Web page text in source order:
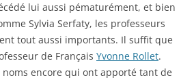
lui aussi pématurément, et bien
Sylvia Serfaty, les professeurs
tout aussi importants. Il suffit que
de Français Yvonne Rollet.
noms encore qui ont apporté tant de